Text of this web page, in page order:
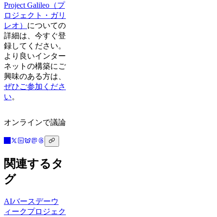
Project Galileo（プ
ロジェクト・ガリ
レオ） についての
詳細は、今すぐ登
録してください。
より良いインター
ネットの構築にご
興味のある方は、
ぜひご参加くださ
い。
オンラインで議論
関連するタ
グ
AIバースデーウ
ィークプロジェク